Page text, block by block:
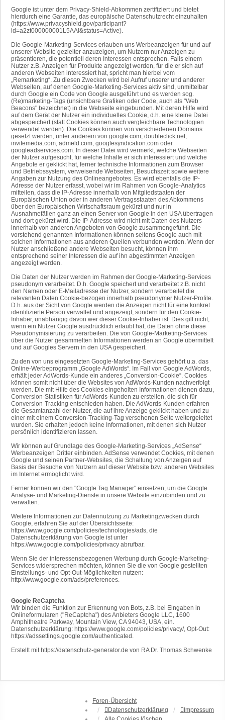
Google ist unter dem Privacy-Shield-Abkommen zertifiziert und bietet
hierdurch eine Garantie, das europäische Datenschutzrecht einzuhalten
(https://www.privacyshield.gov/participant?
id=a2zt000000001L5AAI&status=Active).
Die Google-Marketing-Services erlauben uns Werbeanzeigen für und auf
unserer Website gezielter anzuzeigen, um Nutzern nur Anzeigen zu
präsentieren, die potentiell deren Interessen entsprechen. Falls einem
Nutzer z.B. Anzeigen für Produkte angezeigt werden, für die er sich auf
anderen Webseiten interessiert hat, spricht man hierbei vom
„Remarketing“. Zu diesen Zwecken wird bei Aufruf unserer und anderer
Webseiten, auf denen Google-Marketing-Services aktiv sind, unmittelbar
durch Google ein Code von Google ausgeführt und es werden sog.
(Re)marketing-Tags (unsichtbare Grafiken oder Code, auch als "Web
Beacons" bezeichnet) in die Webseite eingebunden. Mit deren Hilfe wird
auf dem Gerät der Nutzer ein individuelles Cookie, d.h. eine kleine Datei
abgespeichert (statt Cookies können auch vergleichbare Technologien
verwendet werden). Die Cookies können von verschiedenen Domains
gesetzt werden, unter anderem von google.com, doubleclick.net,
invitemedia.com, admeld.com, googlesyndication.com oder
googleadservices.com. In dieser Datei wird vermerkt, welche Webseiten
der Nutzer aufgesucht, für welche Inhalte er sich interessiert und welche
Angebote er geklickt hat, ferner technische Informationen zum Browser
und Betriebssystem, verweisende Webseiten, Besuchszeit sowie weitere
Angaben zur Nutzung des Onlineangebotes. Es wird ebenfalls die IP-
Adresse der Nutzer erfasst, wobei wir im Rahmen von Google-Analytics
mitteilen, dass die IP-Adresse innerhalb von Mitgliedstaaten der
Europäischen Union oder in anderen Vertragsstaaten des Abkommens
über den Europäischen Wirtschaftsraum gekürzt und nur in
Ausnahmefällen ganz an einen Server von Google in den USA übertragen
und dort gekürzt wird. Die IP-Adresse wird nicht mit Daten des Nutzers
innerhalb von anderen Angeboten von Google zusammengeführt. Die
vorstehend genannten Informationen können seitens Google auch mit
solchen Informationen aus anderen Quellen verbunden werden. Wenn der
Nutzer anschließend andere Webseiten besucht, können ihm
entsprechend seiner Interessen die auf ihn abgestimmten Anzeigen
angezeigt werden.
Die Daten der Nutzer werden im Rahmen der Google-Marketing-Services
pseudonym verarbeitet. D.h. Google speichert und verarbeitet z.B. nicht
den Namen oder E-Mailadresse der Nutzer, sondern verarbeitet die
relevanten Daten Cookie-bezogen innerhalb pseudonymer Nutzer-Profile.
D.h. aus der Sicht von Google werden die Anzeigen nicht für eine konkret
identifizierte Person verwaltet und angezeigt, sondern für den Cookie-
Inhaber, unabhängig davon wer dieser Cookie-Inhaber ist. Dies gilt nicht,
wenn ein Nutzer Google ausdrücklich erlaubt hat, die Daten ohne diese
Pseudonymisierung zu verarbeiten. Die von Google-Marketing-Services
über die Nutzer gesammelten Informationen werden an Google übermittelt
und auf Googles Servern in den USA gespeichert.
Zu den von uns eingesetzten Google-Marketing-Services gehört u.a. das
Online-Werbeprogramm „Google AdWords“. Im Fall von Google AdWords,
erhält jeder AdWords-Kunde ein anderes „Conversion-Cookie“. Cookies
können somit nicht über die Websites von AdWords-Kunden nachverfolgt
werden. Die mit Hilfe des Cookies eingeholten Informationen dienen dazu,
Conversion-Statistiken für AdWords-Kunden zu erstellen, die sich für
Conversion-Tracking entschieden haben. Die AdWords-Kunden erfahren
die Gesamtanzahl der Nutzer, die auf ihre Anzeige geklickt haben und zu
einer mit einem Conversion-Tracking-Tag versehenen Seite weitergeleitet
wurden. Sie erhalten jedoch keine Informationen, mit denen sich Nutzer
persönlich identifizieren lassen.
Wir können auf Grundlage des Google-Marketing-Services „AdSense“
Werbeanzeigen Dritter einbinden. AdSense verwendet Cookies, mit denen
Google und seinen Partner-Websites, die Schaltung von Anzeigen auf
Basis der Besuche von Nutzern auf dieser Website bzw. anderen Websites
im Internet ermöglicht wird.
Ferner können wir den "Google Tag Manager" einsetzen, um die Google
Analyse- und Marketing-Dienste in unsere Website einzubinden und zu
verwalten.
Weitere Informationen zur Datennutzung zu Marketingzwecken durch
Google, erfahren Sie auf der Übersichtsseite:
https://www.google.com/policies/technologies/ads, die
Datenschutzerklärung von Google ist unter
https://www.google.com/policies/privacy abrufbar.
Wenn Sie der interessensbezogenen Werbung durch Google-Marketing-
Services widersprechen möchten, können Sie die von Google gestellten
Einstellungs- und Opt-Out-Möglichkeiten nutzen:
http://www.google.com/ads/preferences.
Google ReCaptcha
Wir binden die Funktion zur Erkennung von Bots, z.B. bei Eingaben in
Onlineformularen ("ReCaptcha") des Anbieters Google LLC, 1600
Amphitheatre Parkway, Mountain View, CA 94043, USA, ein.
Datenschutzerklärung: https://www.google.com/policies/privacy/, Opt-Out:
https://adssettings.google.com/authenticated.
Erstellt mit https://datenschutz-generator.de von RA Dr. Thomas Schwenke
Foren-Übersicht
Datenschutzerklärung
Impressum